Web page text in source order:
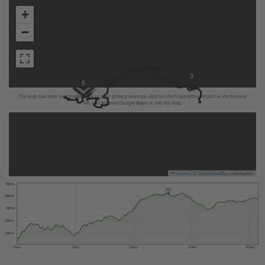
The map has been deactivated due to your privacy settings, click on the fingerprint symbol at the bottom
left and activate Google Maps to use the map.
3
6
+
−
Leaflet OpenStreetMapcontributors
0 km 5 km 10 km 15 km 20 km
500 m
600 m
700 m
800 m
900 m
826